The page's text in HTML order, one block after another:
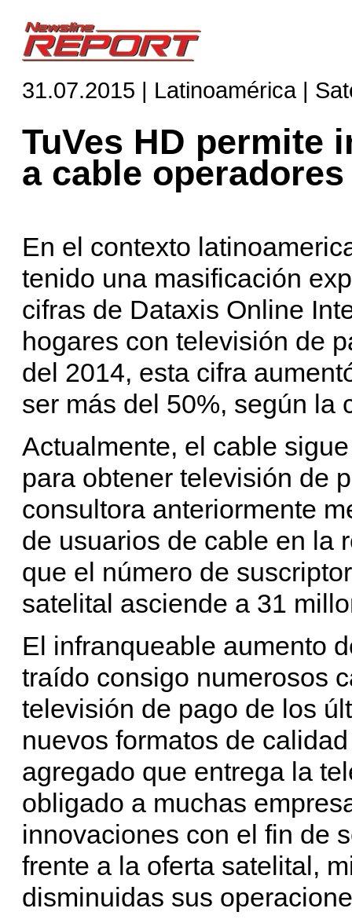
31.07.2015 | Latinoamérica |
TuVes HD permite
a cable operadores
En el contexto
tenido una masificación
cifras de Dataxis Online
hogares con televisión de
del 2014, esta cifra
ser más del 50%, según la
Actualmente, el cable
para obtener televisión de
consultora anteriormente
de usuarios de cable en la
que el número de
satelital asciende a 31
El infranqueable aumento
traído consigo numerosos
televisión de pago de los
nuevos formatos de
agregado que entrega la
obligado a muchas
innovaciones con el fin de
frente a la oferta satelital,
disminuidas sus